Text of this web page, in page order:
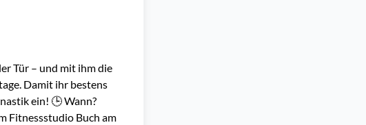
Tür – und mit ihm die
Damit ihr bestens
ein! 🕒 Wann?
Fitnessstudio Buch am